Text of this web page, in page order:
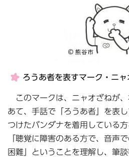
ろうあ者を表すマーク・ニ
このマークは、ニャオざねが
あて、手話で「ろうあ者」を表
つけたバンダナを着用している方
「聴覚に障害のある方で、音声
困難」ということを理解し、筆